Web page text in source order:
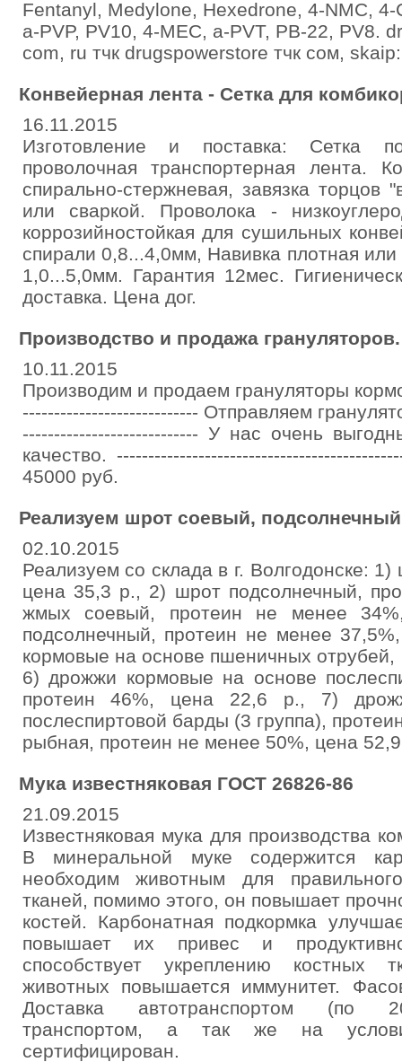
Fentanyl, Medylone, Hexedrone, 4-NMC,
a-PVP, PV10, 4-MEC, a-PVT, PB-22, PV8.
com, ru тчк drugspowerstore тчк сом,
Конвейерная лента - Сетка для
16.11.2015
Изготовление и поставка: Сетка
проволочная транспортерная лента.
спирально-стержневая, завязка торцов
или сваркой. Проволока -
коррозийностойкая для сушильных
спирали 0,8...4,0мм, Навивка плотная
1,0...5,0мм. Гарантия 12мес.
доставка. Цена дог.
Производство и продажа грануляторов.
10.11.2015
Производим и продаем грануляторы
---------------------------- Отправляем
---------------------------- У нас очень
качество.
45000 руб.
Реализуем шрот соевый, подсолнечный
02.10.2015
Реализуем со склада в г. Волгодонске:
цена 35,3 р., 2) шрот подсолнечный,
жмых соевый, протеин не менее
подсолнечный, протеин не менее
кормовые на основе пшеничных
6) дрожжи кормовые на основе
протеин 46%, цена 22,6 р., 7)
послеспиртовой барды (3 группа),
рыбная, протеин не менее 50%, цена
Мука известняковая ГОСТ 26826-86
21.09.2015
Известняковая мука для производства
В минеральной муке содержится
необходим животным для
тканей, помимо этого, он повышает
костей. Карбонатная подкормка
повышает их привес и
способствует укреплению костных
животных повышается иммунитет.
Доставка автотранспортом (по
транспортом, а так же на
сертифицирован.